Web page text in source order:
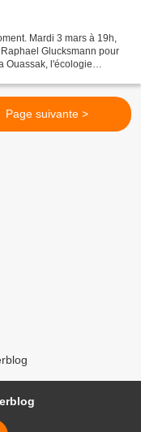
Mardi 3 mars à 19h,
Glucksmann pour
Ouassak, l'écologie
Page suivante >